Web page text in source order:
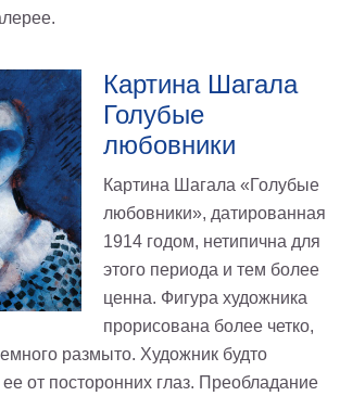
Картина Шагала
Голубые
любовники
Картина Шагала «Голубые
любовники», датированная
1914 годом, нетипична для
этого периода и тем более
ценна. Фигура художника
прорисована более четко,
размыто. Художник будто
от посторонних глаз. Преобладание